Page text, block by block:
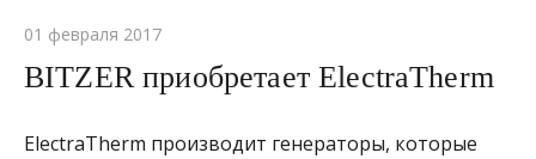
01 февраля 2017
BITZER приобретает ElectraTherm
ElectraTherm производит генераторы, которые